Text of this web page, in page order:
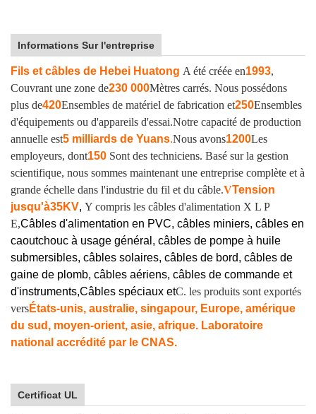
Informations Sur l'entreprise
Fils et câbles de Hebei Huatong A été créée en1993,
Couvrant une zone de230 000Mètres carrés. Nous possédons
plus de420Ensembles de matériel de fabrication et250Ensembles
d'équipements ou d'appareils d'essai.Notre capacité de production
annuelle est5 milliards de Yuans.Nous avons1200Les
employeurs, dont150 Sont des techniciens. Basé sur la gestion
scientifique, nous sommes maintenant une entreprise complète et à
grande échelle dans l'industrie du fil et du câble.VTension
jusqu'à35KV, Y compris les câbles d'alimentation X L P
E,Câbles d'alimentation en PVC, câbles miniers, câbles en
caoutchouc à usage général, câbles de pompe à huile
submersibles, câbles solaires, câbles de bord, câbles de
gaine de plomb, câbles aériens, câbles de commande et
d'instruments,Câbles spéciaux etC. les produits sont exportés
versÉtats-unis, australie, singapour, Europe, amérique
du sud, moyen-orient, asie, afrique. Laboratoire
national accrédité par le CNAS.
Certificat UL